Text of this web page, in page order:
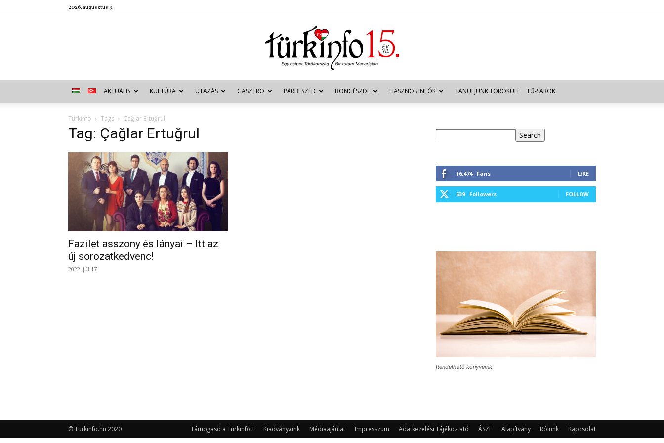
2026. augusztus 9.
Türkinfo
AKTUÁLIS KULTÚRA UTAZÁS GASZTRO PÁRBESZÉD BÖNGÉSZDE HASZNOS INFÓK TANULJUNK TÖRÖKÜL! TŰ-SAROK
Türkinfo Tags Çağlar Ertuğrul
Tag: Çağlar Ertuğrul
Fazilet asszony és lányai – Itt az
új sorozatkedvenc!
2022. júl 17.
Search
16,474 Fans LIKE
639 Followers FOLLOW
Rendelhető könyveink
Támogasd a Türkinfót! Kiadványaink Médiaajánlat Impresszum Adatkezelési Tájékoztató ÁSZF Alapítvány Rólunk Kapcsolat
© Turkinfo.hu 2020